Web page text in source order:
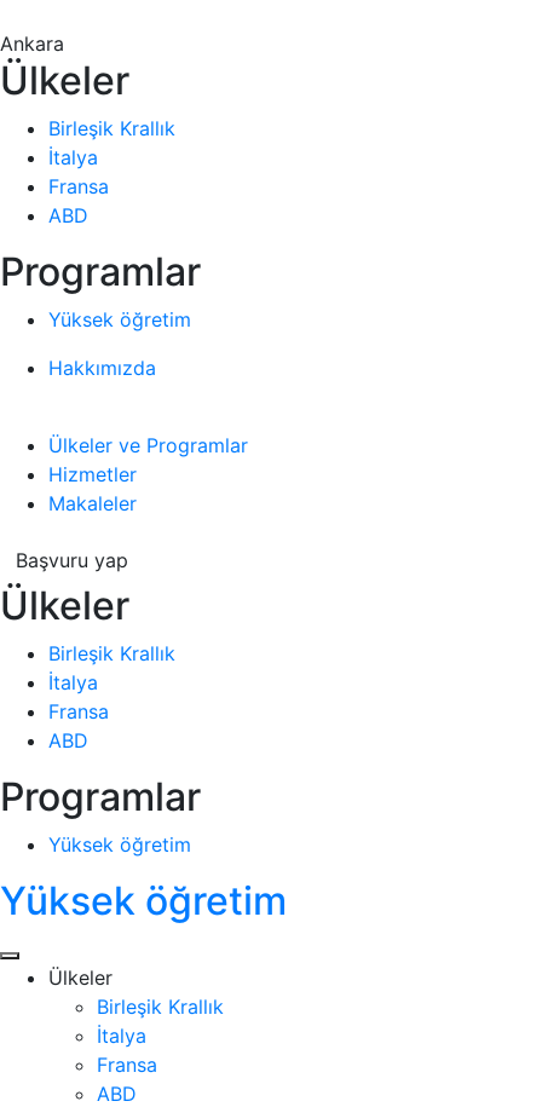
Ankara
Ülkeler
Birleşik Krallık
İtalya
Fransa
ABD
Programlar
Yüksek öğretim
Hakkımızda
Ülkeler ve Programlar
Hizmetler
Makaleler
Başvuru yap
Ülkeler
Birleşik Krallık
İtalya
Fransa
ABD
Programlar
Yüksek öğretim
Yüksek öğretim
Ülkeler
Birleşik Krallık
İtalya
Fransa
ABD